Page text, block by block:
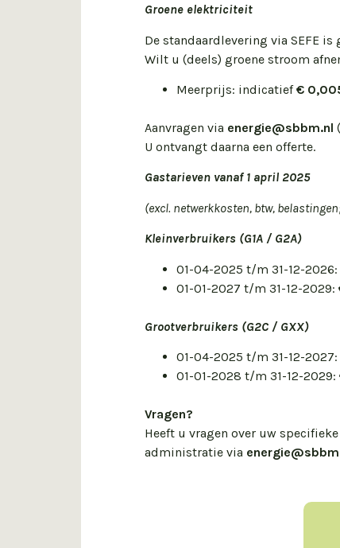
Groene elektriciteit
De standaardlevering via SEFE is
Wilt u (deels) groene stroom
Meerprijs: indicatief€
Aanvragen via energie@sbbm.nl
U ontvangt daarna een offerte.
Gastarieven vanaf 1 april 2025
(excl. netwerkkosten, btw,
Kleinverbruikers (G1A / G2A)
01-04-2025 t/m 31-12-2026:
01-01-2027 t/m 31-12-2029:
Grootverbruikers (G2C / GXX)
01-04-2025 t/m 31-12-2027:
01-01-2028 t/m 31-12-2029:
Vragen?
Heeft u vragen over uw
administratie via